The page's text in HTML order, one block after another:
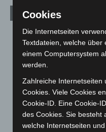
Archiv
August 2026(15)
Juli 2026(73)
Juni 2026
Mai 2026(99)
April 2026 (99)
März 2026(115)
Februar 2026(109)
Cookies
Die Internetseiten
Textdateien, welche
einem Computersystem
werden.
Zahlreiche Internetseiten
Cookies. Viele Cookies
Cookie-ID. Eine Cookie-
des Cookies. Sie besteht
welche Internetseiten